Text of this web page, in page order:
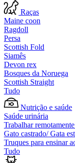
Raças
Maine coon
Ragdoll
Persa
Scottish Fold
Siamês
Devon rex
Bosques da Noruega
Scottish Straight
Tudo
Nutrição e saúde
Saúde urinária
Trabalhar
Gato castrado/ Gata
Truques para ensinar
Tudo